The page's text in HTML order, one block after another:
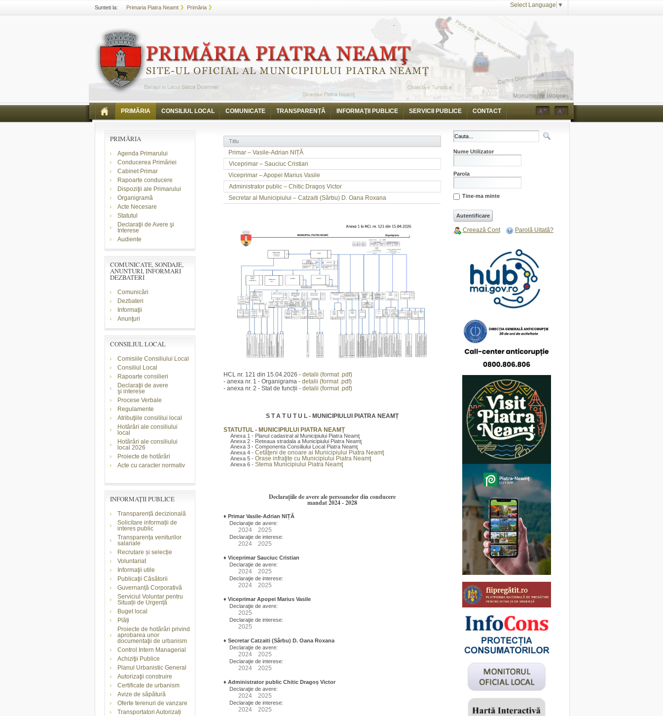
Sunteti la: Primaria Piatra Neamt Primăria Select Language ▼
PRIMĂRIA CONSILIUL LOCAL COMUNICATE TRANSPARENȚĂ INFORMAŢII PUBLICE SERVICII PUBLICE CONTACT
PRIMĂRIA
Agenda Primarului
Conducerea Primăriei
Cabinet Primar
Rapoarte conducere
Dispoziţii ale Primarului
Organigramă
Acte Necesare
Statutul
Declaraţii de Avere şi
Interese
Audiente
COMUNICATE, SONDAJE,
ANUNTURI, INFORMARI
DEZBATERI
Comunicări
Dezbateri
Informaţii
Anunţuri
CONSILIUL LOCAL
Comisiile Consiliului Local
Consiliul Local
Rapoarte consilieri
Declaraţii de avere
şi interese
Procese Verbale
Regulamente
Atribuţiile consililui local
Hotărâri ale consiliului
local
Hotărâri ale consiliului
local 2026
Proiecte de hotărâri
Acte cu caracter normativ
INFORMAŢII PUBLICE
Transparență decizională
Solicitare informații de
interes public
Transparența veniturilor
salariale
Recrutare și selecție
Voluntariat
Informaţii utile
Publicaţii Căsătorii
Guvernanță Corporativă
Serviciul Voluntar pentru
Situații de Urgență
Buget local
Plăți
Proiecte de hotărâri privind
aprobarea unor
documentaţii de urbanism
Control Intern Managerial
Achiziţii Publice
Planul Urbanistic General
Autorizaţii construire
Certificate de urbanism
Avize de săpătură
Oferte terenuri de vanzare
Transportatori Autorizați
Titlu
Primar – Vasile-Adrian NIȚĂ
Viceprimar – Sauciuc Cristian
Viceprimar – Apopei Marius Vasile
Administrator public – Chitic Dragoș Victor
Secretar al Municipiului – Catzaiti (Sârbu) D. Oana Roxana
HCL nr. 121 din 15.04.2026 - detalii (format .pdf)
- anexa nr. 1 - Organigrama - detalii (format .pdf)
- anexa nr. 2 - Stat de funcții - detalii (format .pdf)
S T A T U T U L - MUNICIPIULUI PIATRA NEAMȚ
STATUTUL - MUNICIPIULUI PIATRA NEAMȚ
Anexa 1 - Planul cadastral al Municipiului Piatra Neamţ
Anexa 2 - Reteaua stradala a Municipiului Piatra Neamţ
Anexa 3 - Componenta Consiliului Local Piatra Neamţ
Anexa 4 - Cetăţeni de onoare ai Municipiului Piatra Neamţ
Anexa 5 - Orase infraţite cu Municipiului Piatra Neamţ
Anexa 6 - Stema Municipiului Piatra Neamţ
Declarațiile de avere ale persoanelor din conducere
mandat 2024 - 2028
♦ Primar Vasile-Adrian NIȚĂ
Declaraţie de avere:
2024 2025
Declaraţie de interese:
2024 2025
♦ Viceprimar Sauciuc Cristian
Declaraţie de avere:
2024 2025
Declaraţie de interese:
2024 2025
♦ Viceprimar Apopei Marius Vasile
Declaraţie de avere:
2025
Declaraţie de interese:
2025
♦ Secretar Catzaiti (Sârbu) D. Oana Roxana
Declaraţie de avere:
2024 2025
Declaraţie de interese:
2024 2025
♦ Administrator public Chitic Dragoș Victor
Declaraţie de avere:
2024 2025
Declaraţie de interese:
2024 2025
Nume Utilizator
Parola
Tine-ma minte
Creează Cont Parolă Uitată?